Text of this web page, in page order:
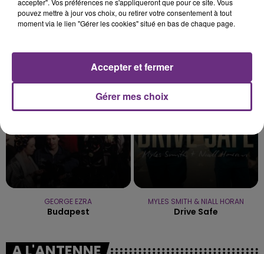
Ordinary Juste Un Peu
GEORGE EZRA
Budapest
MYLES SMITH & NIALL HORAN
Drive Safe
accepter". Vos préférences ne s'appliqueront que pour ce site. Vous
pouvez mettre à jour vos choix, ou retirer votre consentement à tout
moment via le lien "Gérer les cookies" situé en bas de chaque page.
Gérer mes choix
Accepter et fermer